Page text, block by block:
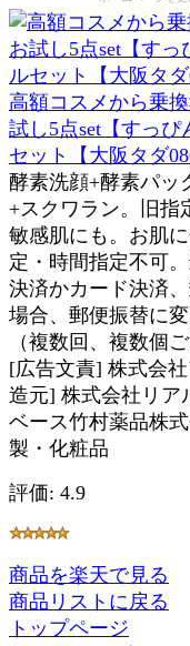
高額コスメから乗
試し5点set【すっ
セット【大阪タダ
酵素洗顔+酵素パッ
+スクワラン。旧指
敏感肌にも。お肌
定・時間指定不可
決済かカード決済
場合、郵便振替に
（複数回、複数個
[広告文責] 株式会
造元] 株式会社リア
ベース竹村薬品株
製・化粧品
評価: 4.9
商品を楽天で見る
商品リストに戻る
トップページ